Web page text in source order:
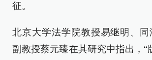
征。
北京大学法学院教授易继明、
副教授蔡元臻在其研究中指出，“